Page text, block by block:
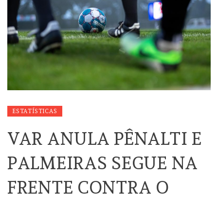
ESTATÍSTICAS
VAR ANULA PÊNALTI E
PALMEIRAS SEGUE NA
FRENTE CONTRA O